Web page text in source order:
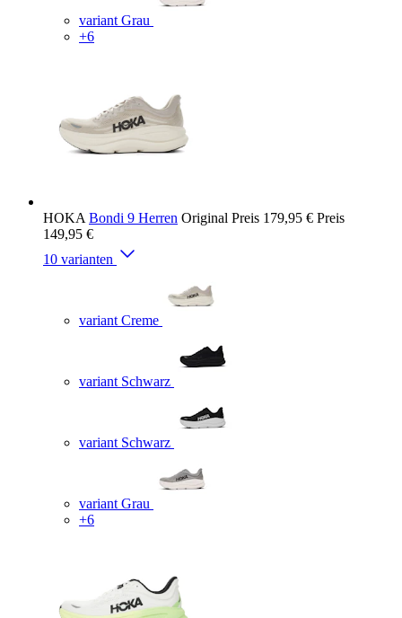
variant Grau
+6
HOKA Bondi 9 Herren Original Preis 179,95 € Preis
149,95 €
10 varianten
variant Creme
variant Schwarz
variant Schwarz
variant Grau
+6